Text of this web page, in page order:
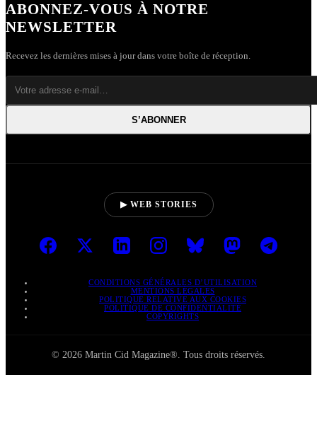
ABONNEZ-VOUS À NOTRE
NEWSLETTER
Recevez les dernières mises à jour dans votre boîte de réception.
S’ABONNER
▶ WEB STORIES
CONDITIONS GÉNÉRALES D’UTILISATION
MENTIONS LÉGALES
POLITIQUE RELATIVE AUX COOKIES
POLITIQUE DE CONFIDENTIALITÉ
COPYRIGHTS
© 2026 Martin Cid Magazine®. Tous droits réservés.